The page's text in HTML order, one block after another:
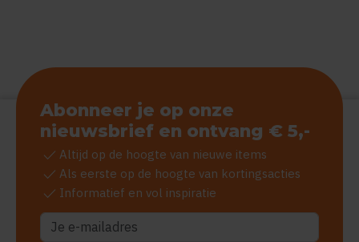
Abonneer je op onze
nieuwsbrief en ontvang € 5,-
check Altijd op de hoogte van nieuwe items
check Als eerste op de hoogte van kortingsacties
check Informatief en vol inspiratie